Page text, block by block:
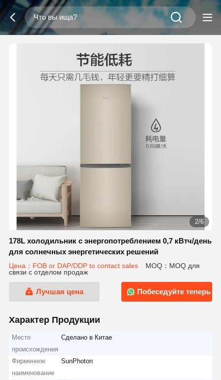
2/6
178L холодильник с энергопотреблением 0,7 кВтч/день
для солнечных энергетических решений
Цена：FOB or DAP/DDP to contact sales
MOQ：MOQ для
связи с отделом продаж
Лучшая цена Побеседуйте теперь
Характер Продукции
Место
происхождения
Сделано в Китае
Фирменное
наименование
SunPhoton